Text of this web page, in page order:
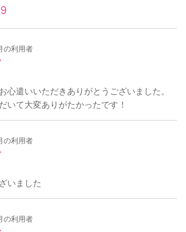
の利用者
心遣いいただきありがとうございました。
いて大変ありがたかったです！
の利用者
いました
の利用者